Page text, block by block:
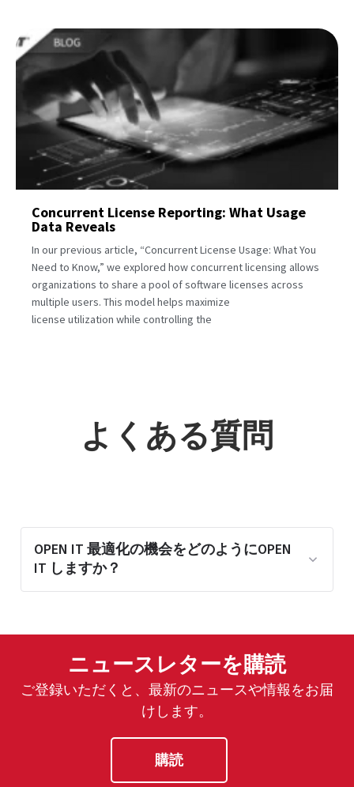
Concurrent License Reporting: What Usage
Data Reveals
In our previous article, “Concurrent License Usage: What You
Need to Know,” we explored how concurrent licensing allows
organizations to share a pool of software licenses across
multiple users. This model helps maximize
license utilization while controlling the
よくある質問
OPEN IT 最適化の機会をどのようにOPEN
IT しますか？
整合性、および使用状況の異常を分析
することで機会をOpen iT 。
ニュースレターを購読
ご登録いただくと、最新のニュースや情報をお届
けします。
購読